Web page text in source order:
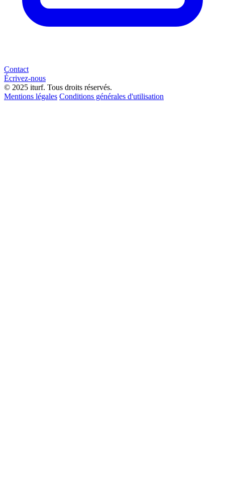
Contact
Écrivez-nous
© 2025 iturf. Tous droits réservés.
Mentions légales Conditions générales d'utilisation